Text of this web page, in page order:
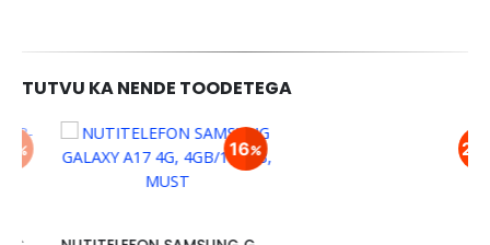
TUTVU KA NENDE TOODETEGA
16